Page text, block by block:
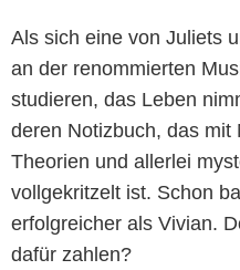
Als sich eine von Juliets
an der renommierten
studieren, das Leben
deren Notizbuch, das mit
Theorien und allerlei
vollgekritzelt ist. Schon
erfolgreicher als Vivian.
dafür zahlen?